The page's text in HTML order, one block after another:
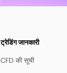
ट्रेडिंग जानकारी
CFD की सूची